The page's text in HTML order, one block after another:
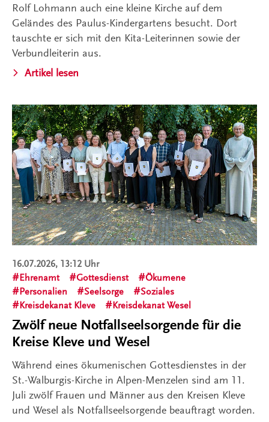
Rolf Lohmann auch eine kleine Kirche auf dem
Geländes des Paulus-Kindergartens besucht. Dort
tauschte er sich mit den Kita-Leiterinnen sowie der
Verbundleiterin aus.
Artikel lesen
16.07.2026, 13:12 Uhr
Ehrenamt
Gottesdienst
Ökumene
Personalien
Seelsorge
Soziales
Kreisdekanat Kleve
Kreisdekanat Wesel
Zwölf neue Notfallseelsorgende für die
Kreise Kleve und Wesel
Während eines ökumenischen Gottesdienstes in der
St.-Walburgis-Kirche in Alpen-Menzelen sind am 11.
Juli zwölf Frauen und Männer aus den Kreisen Kleve
und Wesel als Notfallseelsorgende beauftragt worden.